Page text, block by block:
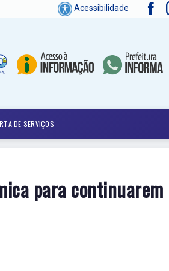
Acessibilidade
DE SERVIÇOS
para